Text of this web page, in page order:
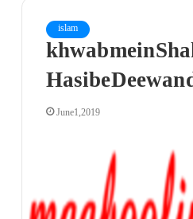
islam
khwab mein
Hasibe Deewan
June 1, 2019